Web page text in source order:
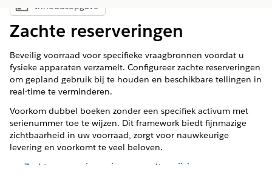
Inhoudsopgave weergeven
Inhoudsopgave
Zachte reserveringen
Beveilig voorraad voor specifieke vraagbronnen voordat u
fysieke apparaten verzamelt. Configureer zachte reserveringen
om gepland gebruik bij te houden en beschikbare tellingen in
real-time te verminderen.
Voorkom dubbel boeken zonder een specifiek activum met
serienummer toe te wijzen. Dit framework biedt fijnmazige
zichtbaarheid in uw voorraad, zorgt voor nauwkeurige
levering en voorkomt te veel beloven.
Zachte reserveringen in voorraadtoewijzing